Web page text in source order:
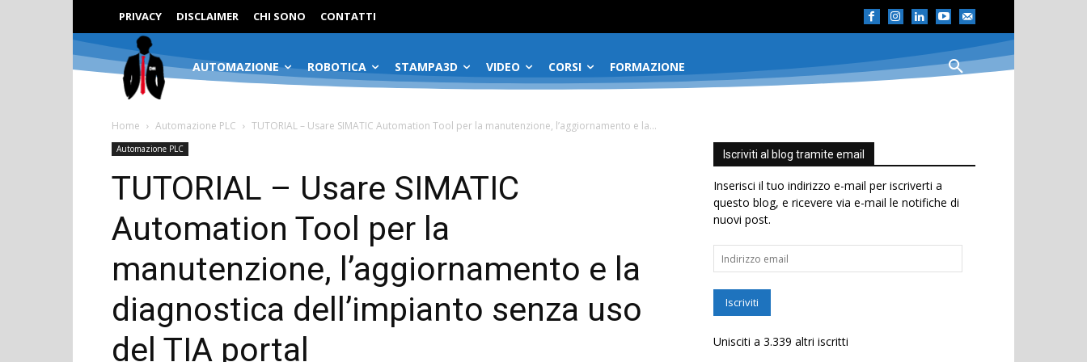
PRIVACY DISCLAIMER CHI SONO CONTATTI
AUTOMAZIONE ROBOTICA STAMPA3D VIDEO CORSI FORMAZIONE
Home Automazione PLC TUTORIAL – Usare SIMATIC Automation Tool per la manutenzione, l’aggiornamento e la...
Automazione PLC
TUTORIAL – Usare SIMATIC
Automation Tool per la
manutenzione, l’aggiornamento e la
diagnostica dell’impianto senza uso
del TIA portal
Iscriviti al blog tramite email
Inserisci il tuo indirizzo e-mail per iscriverti a
questo blog, e ricevere via e-mail le notifiche di
nuovi post.
Indirizzo
email
Iscriviti
Unisciti a 3.339 altri iscritti